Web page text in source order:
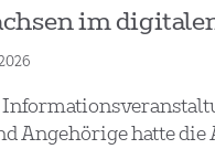
im
Angehörige hatte die